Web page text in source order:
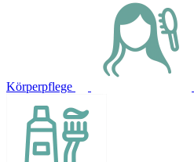
Körperpflege